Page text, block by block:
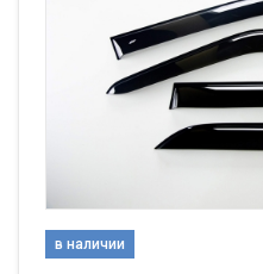
в наличии